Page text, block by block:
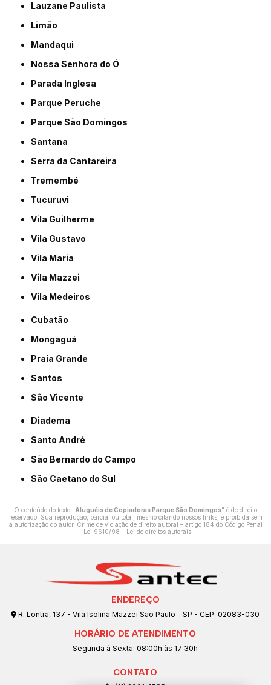
Lauzane Paulista
Limão
Mandaqui
Nossa Senhora do Ó
Parada Inglesa
Parque Peruche
Parque São Domingos
Santana
Serra da Cantareira
Tremembé
Tucuruvi
Vila Guilherme
Vila Gustavo
Vila Maria
Vila Mazzei
Vila Medeiros
Cubatão
Mongaguá
Praia Grande
Santos
São Vicente
Diadema
Santo André
São Bernardo do Campo
São Caetano do Sul
O conteúdo do texto "Aluguéis de Copiadoras Parque São Domingos" é de direito
reservado. Sua reprodução, parcial ou total, mesmo citando nossos links, é proibida sem
a autorização do autor. Crime de violação de direito autoral – artigo 184 do Código Penal
– Lei 9610/98 - Lei de direitos autorais.
ENDEREÇO
R. Lontra, 137 - Vila Isolina Mazzei São Paulo - SP - CEP: 02083-030
HORÁRIO DE ATENDIMENTO
Segunda à Sexta: 08:00h às 17:30h
CONTATO